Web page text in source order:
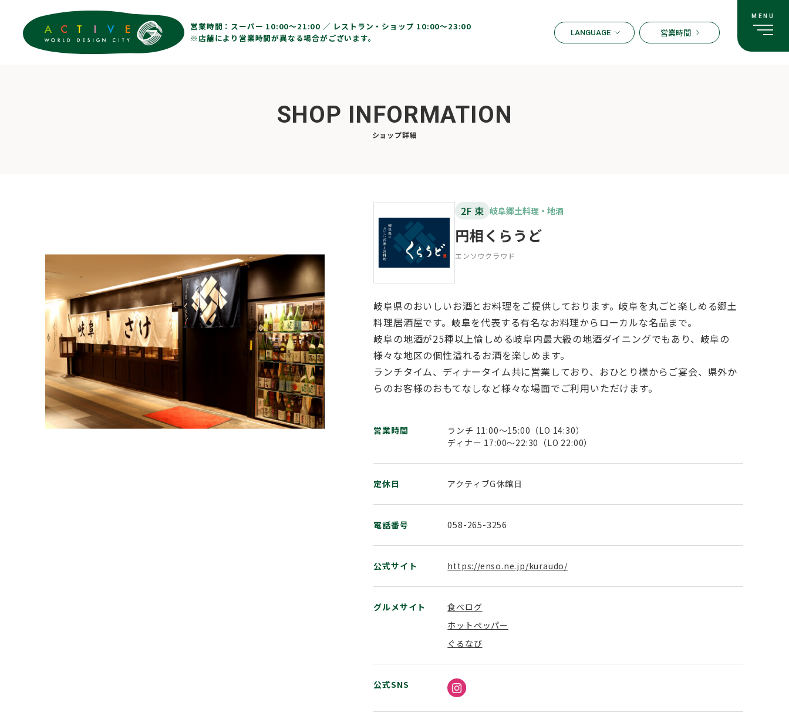
営業時間： スーパー 10:00〜21:00 ／ レストラン・ショップ 10:00～23:00
※店舗により営業時間が異なる場合がございます。
LANGUAGE 営業時間
SHOP INFORMATION
ショップ詳細
2F 東 岐阜郷土料理・地酒
円相くらうど
エンソウクラウド
岐阜県のおいしいお酒とお料理をご提供しております。岐阜を丸ごと楽しめる郷土
料理居酒屋です。岐阜を代表する有名なお料理からローカルな名品まで。
岐阜の地酒が25種以上愉しめる岐阜内最大級の地酒ダイニングでもあり、岐阜の
様々な地区の個性溢れるお酒を楽しめます。
ランチタイム、ディナータイム共に営業しており、おひとり様からご宴会、県外か
らのお客様のおもてなしなど様々な場面でご利用いただけます。
営業時間
ランチ 11:00～15:00（LO 14:30）
ディナー 17:00～22:30（LO 22:00）
定休日 アクティブG休館日
電話番号 058-265-3256
公式サイト https://enso.ne.jp/kuraudo/
グルメサイト
食べログ
ホットぺッパー
ぐるなび
公式SNS